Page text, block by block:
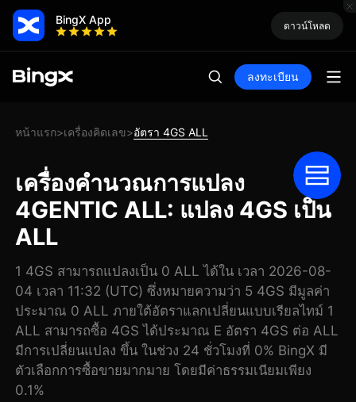
BingX App ดาวน์โหลด
ลงทะเบียน
หน้าแรก>เครื่องคิดเลข>อัตรา 4GS ALL
เครื่องคำนวณการแปลง
4GENTIC ALL: แปลง 4GS เป็น
ALL
1 4GS สามารถแปลงเป็น 0 ALL ได้ใน เวลา 2026-08-
04 เวลา 11:32 (UTC) ซึ่งหมายความว่า 5 4GS มีมูลค่า
ประมาณ 0 ALL ภายใต้อัตราแลกเปลี่ยนแบบเรียลไทม์ 1
ALL สามารถซื้อ 4GS ได้ประมาณ E อัตรา 4GS ต่อ ALL
มีการเปลี่ยนแปลง ขึ้น ในช่วง 24 ชั่วโมงที่ 0% BingX มี
ตัวเลือกการซื้อขายมากมาย โดยมีค่าธรรมเนียมเพียง
0.1%